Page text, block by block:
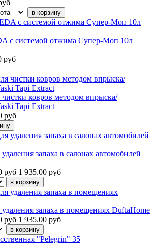
с системой отжима Супер-Моп 10л
руб
чистки ковров методом впрыска/
Tapi Extract
руб
запаха в салонах автомобилей
руб 1 935.00 руб
удаления запаха в помещениях DuftaHome
руб 1 935.00 руб